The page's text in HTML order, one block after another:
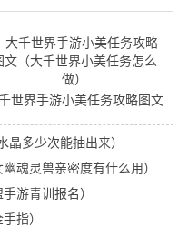
世界手游小美任务攻略图文
千世界小美任务怎么做）
多少次能抽出来）
魂灵兽亲密度有什么用）
游青训报名）
指）